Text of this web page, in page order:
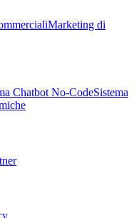
Marketing di
Chatbot No-CodeSistema